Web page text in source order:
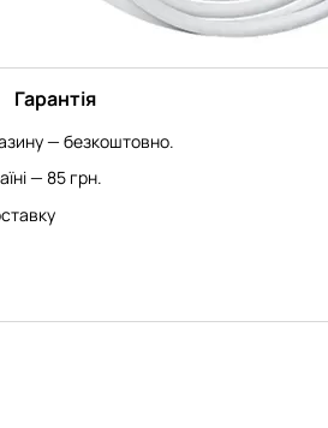
Гарантія
— безкоштовно.
— 85 грн.